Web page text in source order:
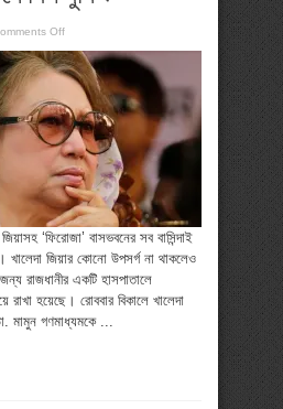
Offon
বাসিন্দা
সকলেই
করোনা
আক্রান্ত
:
খালেদা
জিয়ার
জন্য
আইসিইউসহ
কেবিন
বুকিং
‘ফিরোজা’ বাসভবনের সব বাসিন্দাই
জিয়ার কোনো উপসর্গ না থাকলেও
রাজধানীর একটি হাসপাতালে
রাখা হয়েছে। রোববার বিকালে খালেদা
মামুন গণমাধ্যমকে ...